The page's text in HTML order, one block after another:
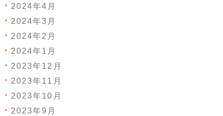
2024年4月
2024年3月
2024年2月
2024年1月
2023年12月
2023年11月
2023年10月
2023年9月